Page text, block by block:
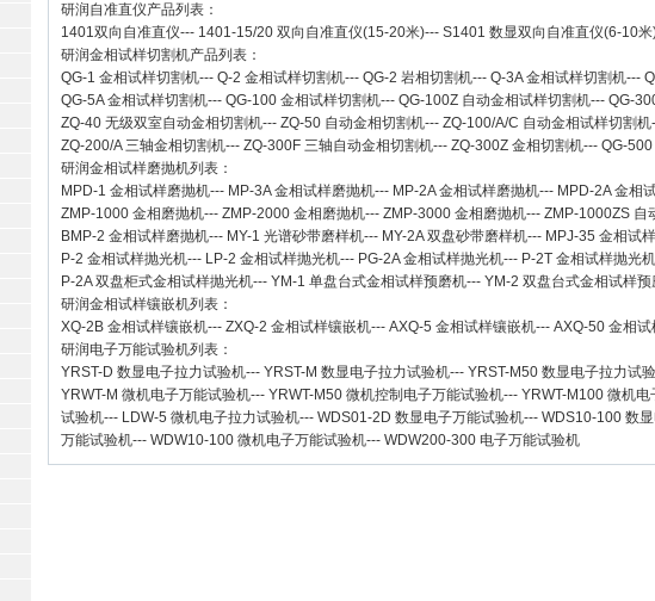
研润自准直仪产品列表：
1401双向自准直仪--- 1401-15/20 双向自准直仪(15-20米)--- S1401 数显双向自准直仪(6-10米
研润金相试样切割机产品列表：
QG-1 金相试样切割机--- Q-2 金相试样切割机--- QG-2 岩相切割机--- Q-3A 金相试样切割机---
QG-5A 金相试样切割机--- QG-100 金相试样切割机--- QG-100Z 自动金相试样切割机--- QG-
ZQ-40 无级双室自动金相切割机--- ZQ-50 自动金相切割机--- ZQ-100/A/C 自动金相试样切割机
ZQ-200/A 三轴金相切割机--- ZQ-300F 三轴自动金相切割机--- ZQ-300Z 金相切割机--- QG-500
研润金相试样磨抛机列表：
MPD-1 金相试样磨抛机--- MP-3A 金相试样磨抛机--- MP-2A 金相试样磨抛机--- MPD-2A 金相
ZMP-1000 金相磨抛机--- ZMP-2000 金相磨抛机--- ZMP-3000 金相磨抛机--- ZMP-1000ZS 自
BMP-2 金相试样磨抛机--- MY-1 光谱砂带磨样机--- MY-2A 双盘砂带磨样机--- MPJ-35 金相试
P-2 金相试样抛光机--- LP-2 金相试样抛光机--- PG-2A 金相试样抛光机--- P-2T 金相试样抛光机
P-2A 双盘柜式金相试样抛光机--- YM-1 单盘台式金相试样预磨机--- YM-2 双盘台式金相试样预
研润金相试样镶嵌机列表：
XQ-2B 金相试样镶嵌机--- ZXQ-2 金相试样镶嵌机--- AXQ-5 金相试样镶嵌机--- AXQ-50 金相试
研润电子万能试验机列表：
YRST-D 数显电子拉力试验机--- YRST-M 数显电子拉力试验机--- YRST-M50 数显电子拉力试
YRWT-M 微机电子万能试验机--- YRWT-M50 微机控制电子万能试验机--- YRWT-M100 微机电
试验机--- LDW-5 微机电子拉力试验机--- WDS01-2D 数显电子万能试验机--- WDS10-100 数
万能试验机--- WDW10-100 微机电子万能试验机--- WDW200-300 电子万能试验机